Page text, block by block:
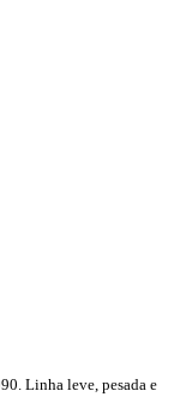
Linha leve, pesada e